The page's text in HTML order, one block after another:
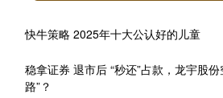
快牛策略 2025年十大公认好的儿童
稳拿证券 退市后 “秒还”占款，龙宇股
路”？